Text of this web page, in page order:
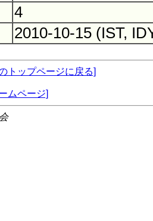
4
2010-10-15 (IST,
トップページに戻る]
ムページ]